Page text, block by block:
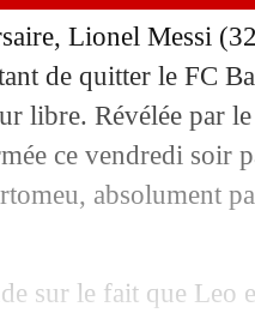
Lionel Messi
de quitter le FC
libre. Révélée par
ce vendredi soir
absolument
sur le fait que Leo
T. Silva aux
Hernandez
"surpris" pour
sur son départ